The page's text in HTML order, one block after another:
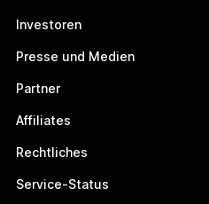
Investoren
Presse und Medien
Partner
Affiliates
Rechtliches
Service-Status